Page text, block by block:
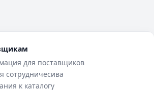
для поставщиков
сотрудничесива
к каталогу